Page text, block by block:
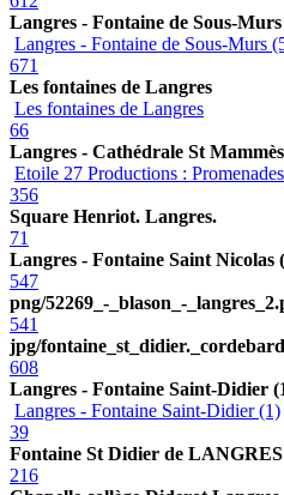
Langres - Fontaine de Sous-
Langres - Fontaine de Sous-Murs
671
Les fontaines de Langres
Les fontaines de Langres
66
Langres - Cathédrale St Mammès
Etoile 27 Productions :
356
Square Henriot. Langres.
71
Langres - Fontaine Saint Nicolas
547
png/52269_-_blason_-
541
jpg/
608
Langres - Fontaine Saint-Didier
Langres - Fontaine Saint-Didier (1)
39
Fontaine St Didier de
216